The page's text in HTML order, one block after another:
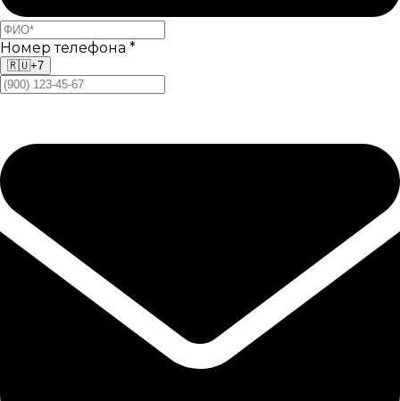
Номер телефона *
🇷🇺+7